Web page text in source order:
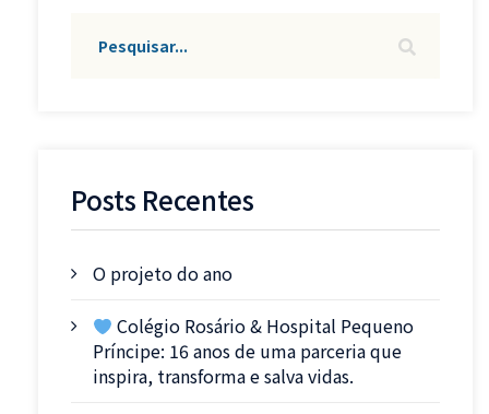
Posts Recentes
O projeto do ano
Colégio Rosário & Hospital Pequeno
Príncipe: 16 anos de uma parceria que
inspira, transforma e salva vidas.